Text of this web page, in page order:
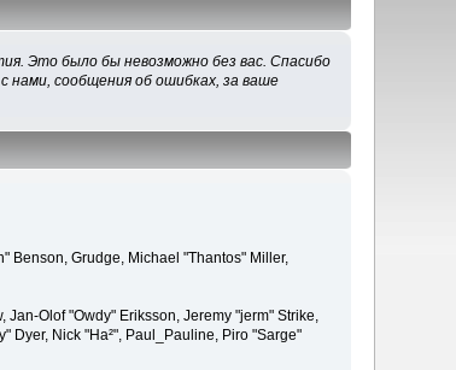
Это было бы невозможно без вас. Спасибо
нами, сообщения об ошибках, за ваше
Benson, Grudge, Michael "Thantos" Miller,
Jan-Olof "Owdy" Eriksson, Jeremy "jerm" Strike,
Dyer, Nick "Ha²", Paul_Pauline, Piro "Sarge"